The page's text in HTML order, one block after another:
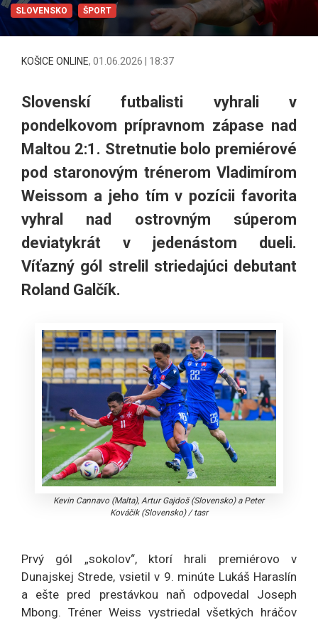
SLOVENSKO ŠPORT
KOŠICE ONLINE, 01.06.2026 | 18:37
Slovenskí futbalisti vyhrali v
pondelkovom prípravnom zápase nad
Maltou 2:1. Stretnutie bolo premiérové
pod staronovým trénerom Vladimírom
Weissom a jeho tím v pozícii favorita
vyhral nad ostrovným súperom
deviatykrát v jedenástom dueli.
Víťazný gól strelil striedajúci debutant
Roland Galčík.
Kevin Cannavo (Malta), Artur Gajdoš (Slovensko) a Peter
Kováčik (Slovensko)/tasr
Prvý gól „sokolov“, ktorí hrali premiérovo v
Dunajskej Strede, vsietil v 9. minúte Lukáš Haraslín
a ešte pred prestávkou naň odpovedal Joseph
Mbong. Tréner Weiss vystriedal všetkých hráčov